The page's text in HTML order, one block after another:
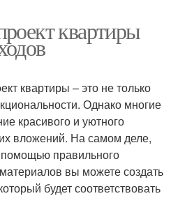
квартиры
квартиры – это не только
Однако многие
красивого и уютного
вложений. На самом деле,
помощью правильного
вы можете создать
будет соответствовать